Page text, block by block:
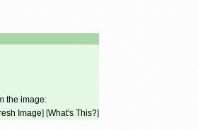
the image:
Image] [What's This?]